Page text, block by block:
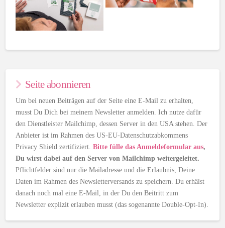
Seite abonnieren
Um bei neuen Beiträgen auf der Seite eine E-Mail zu erhalten,
musst Du Dich bei meinem Newsletter anmelden. Ich nutze dafür
den Dienstleister Mailchimp, dessen Server in den USA stehen. Der
Anbieter ist im Rahmen des US-EU-Datenschutzabkommens
Privacy Shield zertifiziert.Bitte fülle das Anmeldeformular aus,
Du wirst dabei auf den Server von Mailchimp weitergeleitet.
Pflichtfelder sind nur die Mailadresse und die Erlaubnis, Deine
Daten im Rahmen des Newsletterversands zu speichern. Du erhälst
danach noch mal eine E-Mail, in der Du den Beitritt zum
Newsletter explizit erlauben musst (das sogenannte Double-Opt-In).